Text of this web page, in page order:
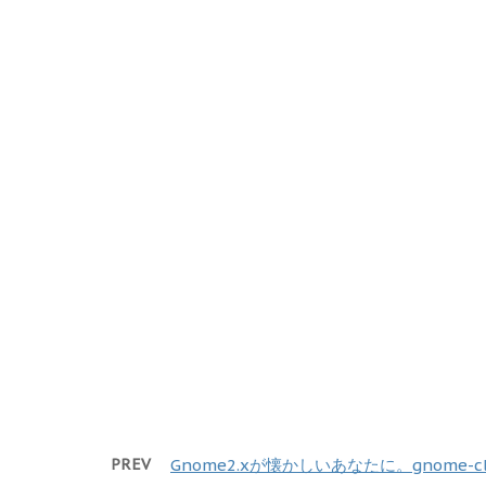
PREV Gnome2.xが懐かしいあなたに。gnome-